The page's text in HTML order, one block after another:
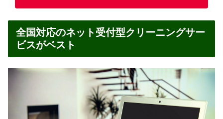
全国対応のネット受付型クリーニングサー
ビスがベスト